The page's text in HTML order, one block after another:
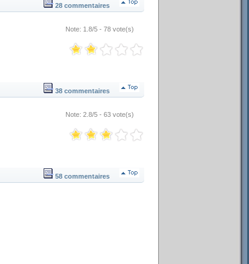
28 commentaires
Note: 1.8/5 - 78 vote(s)
38 commentaires
Note: 2.8/5 - 63 vote(s)
58 commentaires